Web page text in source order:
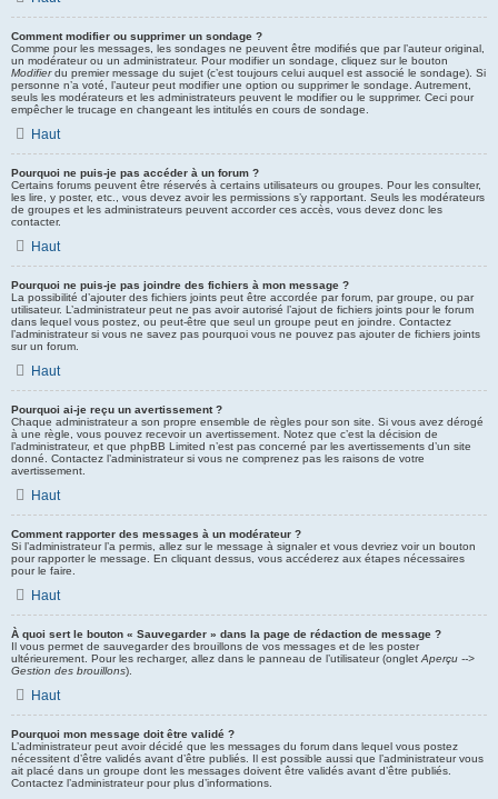
Comment modifier ou supprimer un sondage ?
Comme pour les messages, les sondages ne peuvent être modifiés que par l’auteur original,
un modérateur ou un administrateur. Pour modifier un sondage, cliquez sur le bouton
Modifierdu premier message du sujet (c’est toujours celui auquel est associé le sondage). Si
personne n’a voté, l’auteur peut modifier une option ou supprimer le sondage. Autrement,
seuls les modérateurs et les administrateurs peuvent le modifier ou le supprimer. Ceci pour
empêcher le trucage en changeant les intitulés en cours de sondage.
Haut
Pourquoi ne puis-je pas accéder à un forum ?
Certains forums peuvent être réservés à certains utilisateurs ou groupes. Pour les consulter,
les lire, y poster, etc., vous devez avoir les permissions s’y rapportant. Seuls les modérateurs
de groupes et les administrateurs peuvent accorder ces accès, vous devez donc les
contacter.
Haut
Pourquoi ne puis-je pas joindre des fichiers à mon message ?
La possibilité d’ajouter des fichiers joints peut être accordée par forum, par groupe, ou par
utilisateur. L’administrateur peut ne pas avoir autorisé l’ajout de fichiers joints pour le forum
dans lequel vous postez, ou peut-être que seul un groupe peut en joindre. Contactez
l’administrateur si vous ne savez pas pourquoi vous ne pouvez pas ajouter de fichiers joints
sur un forum.
Haut
Pourquoi ai-je reçu un avertissement ?
Chaque administrateur a son propre ensemble de règles pour son site. Si vous avez dérogé
à une règle, vous pouvez recevoir un avertissement. Notez que c’est la décision de
l’administrateur, et que phpBB Limited n’est pas concerné par les avertissements d’un site
donné. Contactez l’administrateur si vous ne comprenez pas les raisons de votre
avertissement.
Haut
Comment rapporter des messages à un modérateur ?
Si l’administrateur l’a permis, allez sur le message à signaler et vous devriez voir un bouton
pour rapporter le message. En cliquant dessus, vous accéderez aux étapes nécessaires
pour le faire.
Haut
À quoi sert le bouton « Sauvegarder » dans la page de rédaction de message ?
Il vous permet de sauvegarder des brouillons de vos messages et de les poster
ultérieurement. Pour les recharger, allez dans le panneau de l’utilisateur (onglet Aperçu -->
Gestion des brouillons).
Haut
Pourquoi mon message doit être validé ?
L’administrateur peut avoir décidé que les messages du forum dans lequel vous postez
nécessitent d’être validés avant d’être publiés. Il est possible aussi que l’administrateur vous
ait placé dans un groupe dont les messages doivent être validés avant d’être publiés.
Contactez l’administrateur pour plus d’informations.